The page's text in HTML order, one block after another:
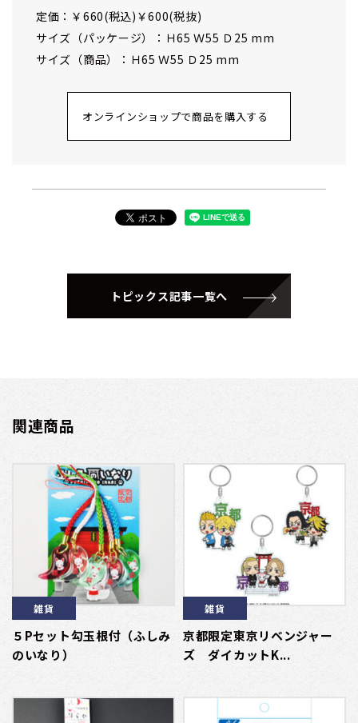
定価：￥660(税込)￥600(税抜)
サイズ（パッケージ）：Ｈ65 Ｗ55 Ｄ25 mm
サイズ（商品）：Ｈ65 Ｗ55 Ｄ25 mm
オンラインショップで商品を購入する
トピックス記事一覧へ
関連商品
雑貨
５Pセット勾玉根付（ふしみ
のいなり）
雑貨
京都限定東京リベンジャー
ズ ダイカットK...